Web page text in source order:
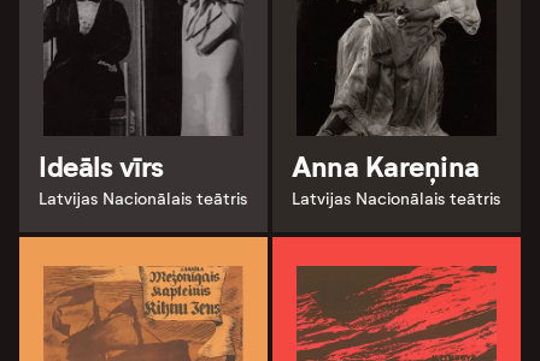
Ideāls vīrs
Latvijas Nacionālais teātris
Anna Kareņina
Latvijas Nacionālais teātris